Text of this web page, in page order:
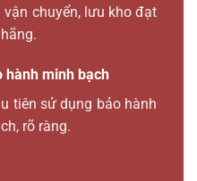
vận chuyển, lưu kho đạt
hành minh bạch
tiên sử dụng bảo hành
rõ ràng.